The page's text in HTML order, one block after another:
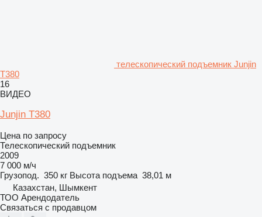
телескопический подъемник Junjin
T380
16
ВИДЕО
Junjin T380
Цена по запросу
Телескопический подъемник
2009
7 000 м/ч
Грузопод. 350 кг Высота подъема 38,01 м
Казахстан, Шымкент
ТОО Арендодатель
Связаться с продавцом